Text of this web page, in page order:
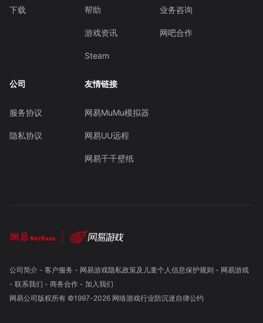
下载 帮助
游戏资讯
Steam
业务咨询
网吧合作
公司
服务协议
隐私协议
友情链接
网易MuMu模拟器
网易UU远程
网易千千壁纸
公司简介- 客户服务 - 网易游戏隐私政策及儿童个人信息保护规则 - 网易游戏
- 联系我们 - 商务合作- 加入我们
网易公司版权所有 ©1997-2026 网络游戏行业防沉迷自律公约